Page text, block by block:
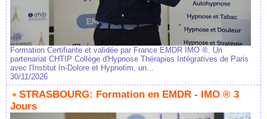
Formation Certifiante et validée par France EMDR IMO ®. Un
partenariat CHTIP Collège d'Hypnose Thérapies Intégratives de Paris
avec l'Institut In-Dolore et Hypnotim, un...
30/11/2026
STRASBOURG: Formation en EMDR - IMO ® 3
Jours